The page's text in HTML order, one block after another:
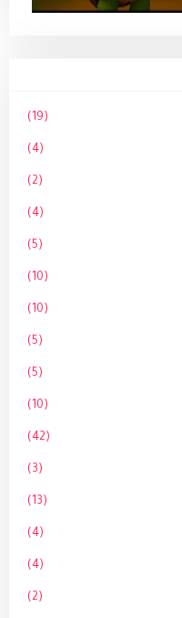
(19)
(4)
(2)
(4)
(5)
(10)
(10)
(5)
(5)
(10)
(42)
(3)
(13)
(4)
(4)
(2)